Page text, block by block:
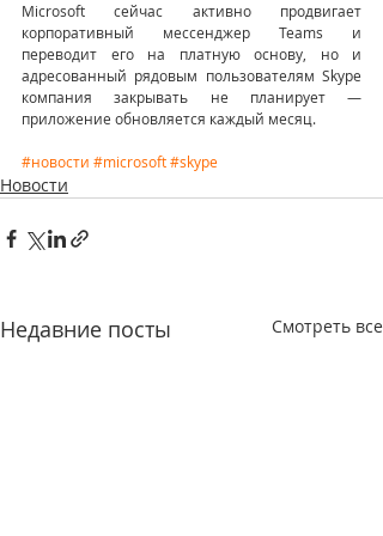
Microsoft сейчас активно продвигает
корпоративный мессенджер Teams и
переводит его на платную основу, но и
адресованный рядовым пользователям Skype
компания закрывать не планирует —
приложение обновляется каждый месяц.
#новости #microsoft#skype
Новости
Недавние посты Смотреть все